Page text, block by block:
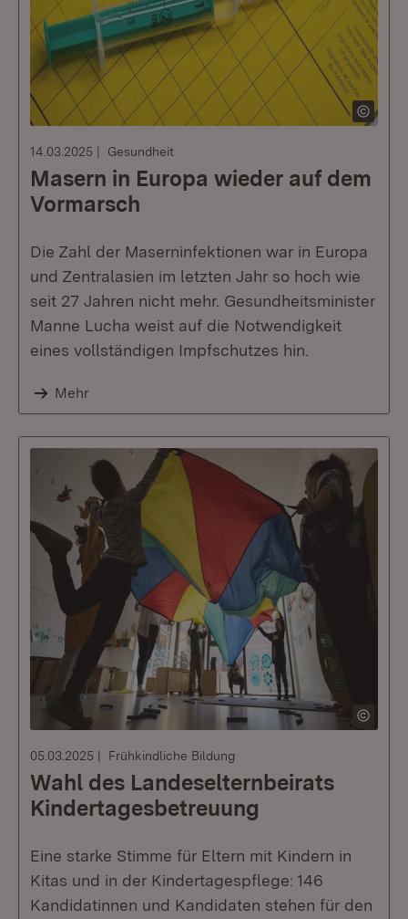
14.03.2025 Gesundheit
Masern in Europa wieder auf dem
Vormarsch
Die Zahl der Maserninfektionen war in Europa
und Zentralasien im letzten Jahr so hoch wie
seit 27 Jahren nicht mehr. Gesundheitsminister
Manne Lucha weist auf die Notwendigkeit
eines vollständigen Impfschutzes hin.
Mehr
05.03.2025 Frühkindliche Bildung
Wahl des Landeselternbeirats
Kindertagesbetreuung
Eine starke Stimme für Eltern mit Kindern in
Kitas und in der Kindertagespflege: 146
Kandidatinnen und Kandidaten stehen für den